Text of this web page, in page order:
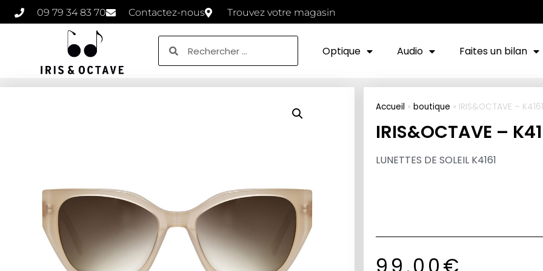
09 79 34 83 70 Contactez-nous Trouvez votre magasin
Optique Audio Faites un bilan
Accueil » boutique » IRIS&OCTAVE – K4161
IRIS&OCTAVE –
LUNETTES DE SOLEIL K4161